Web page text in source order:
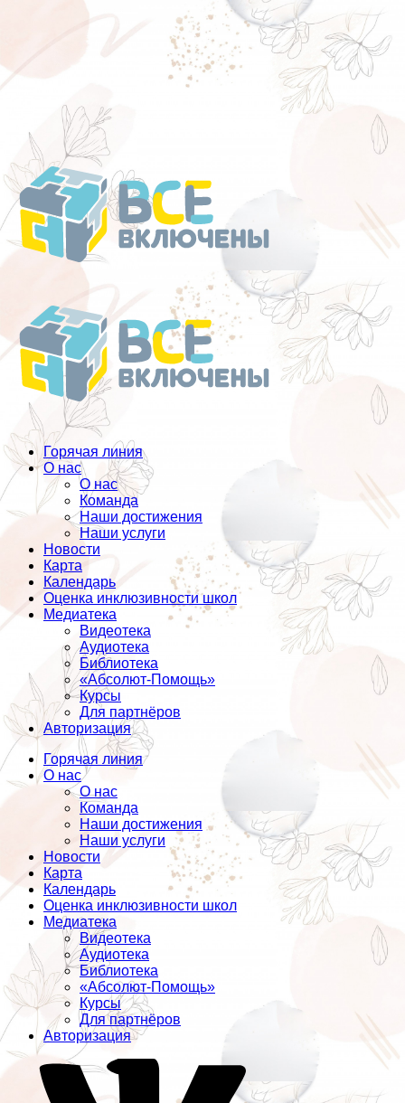
Перейти
к
содержанию
Горячая линия
О нас
О нас
Команда
Наши достижения
Наши услуги
Новости
Карта
Календарь
Оценка инклюзивности школ
Медиатека
Видеотека
Аудиотека
Библиотека
«Абсолют-Помощь»
Курсы
Для партнёров
Авторизация
Горячая линия
О нас
О нас
Команда
Наши достижения
Наши услуги
Новости
Карта
Календарь
Оценка инклюзивности школ
Медиатека
Видеотека
Аудиотека
Библиотека
«Абсолют-Помощь»
Курсы
Для партнёров
Авторизация